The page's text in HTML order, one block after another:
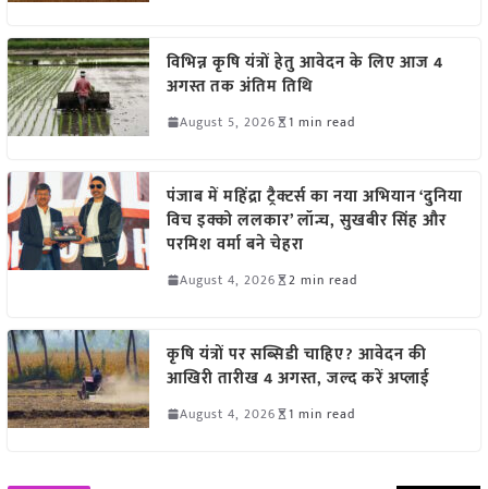
विभिन्न कृषि यंत्रों हेतु आवेदन के लिए आज 4
अगस्त तक अंतिम तिथि
August 5, 2026 1 min read
पंजाब में महिंद्रा ट्रैक्टर्स का नया अभियान ‘दुनिया
विच इक्को ललकार’ लॉन्च, सुखबीर सिंह और
परमिश वर्मा बने चेहरा
August 4, 2026 2 min read
कृषि यंत्रों पर सब्सिडी चाहिए? आवेदन की
आखिरी तारीख 4 अगस्त, जल्द करें अप्लाई
August 4, 2026 1 min read